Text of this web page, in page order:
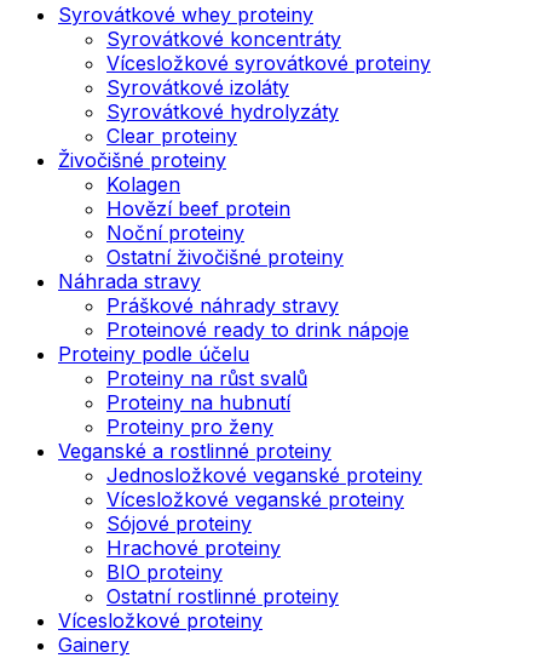
Syrovátkové whey proteiny
Syrovátkové koncentráty
Vícesložkové syrovátkové proteiny
Syrovátkové izoláty
Syrovátkové hydrolyzáty
Clear proteiny
Živočišné proteiny
Kolagen
Hovězí beef protein
Noční proteiny
Ostatní živočišné proteiny
Náhrada stravy
Práškové náhrady stravy
Proteinové ready to drink nápoje
Proteiny podle účelu
Proteiny na růst svalů
Proteiny na hubnutí
Proteiny pro ženy
Veganské a rostlinné proteiny
Jednosložkové veganské proteiny
Vícesložkové veganské proteiny
Sójové proteiny
Hrachové proteiny
BIO proteiny
Ostatní rostlinné proteiny
Vícesložkové proteiny
Gainery